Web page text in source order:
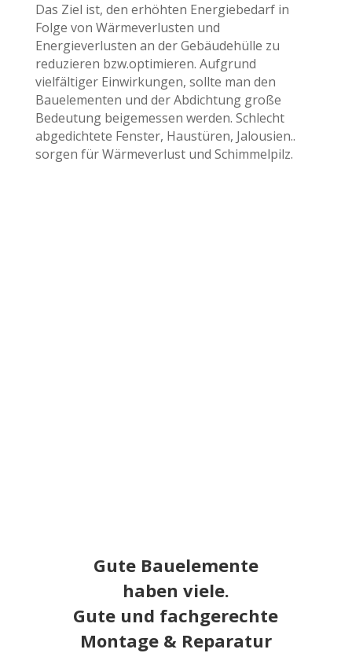
Das Ziel ist, den erhöhten Energiebedarf in
Folge von Wärmeverlusten und
Energieverlusten an der Gebäudehülle zu
reduzieren bzw.optimieren. Aufgrund
vielfältiger Einwirkungen, sollte man den
Bauelementen und der Abdichtung große
Bedeutung beigemessen werden. Schlecht
abgedichtete Fenster, Haustüren, Jalousien..
sorgen für Wärmeverlust und Schimmelpilz.
Gute Bauelemente
haben viele.
Gute und fachgerechte
Montage & Reparatur